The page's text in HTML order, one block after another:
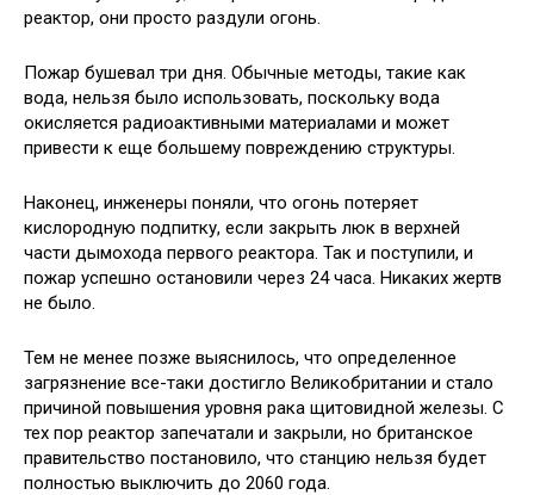
реактор, они просто раздули огонь.
Пожар бушевал три дня. Обычные методы, такие как
вода, нельзя было использовать, поскольку вода
окисляется радиоактивными материалами и может
привести к еще большему повреждению структуры.
Наконец, инженеры поняли, что огонь потеряет
кислородную подпитку, если закрыть люк в верхней
части дымохода первого реактора. Так и поступили, и
пожар успешно остановили через 24 часа. Никаких жертв
не было.
Тем не менее позже выяснилось, что определенное
загрязнение все-таки достигло Великобритании и стало
причиной повышения уровня рака щитовидной железы. С
тех пор реактор запечатали и закрыли, но британское
правительство постановило, что станцию нельзя будет
полностью выключить до 2060 года.